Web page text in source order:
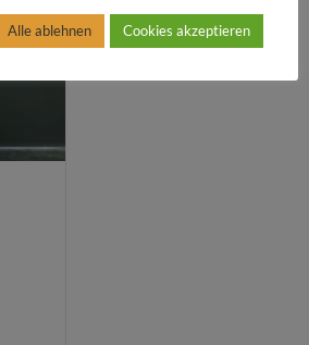
Alle ablehnen Cookies akzeptieren